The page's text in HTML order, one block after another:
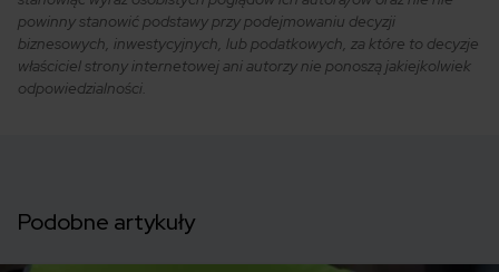
powinny stanowić podstawy przy podejmowaniu decyzji
biznesowych, inwestycyjnych, lub podatkowych, za które to decyzje
właściciel strony internetowej ani autorzy nie ponoszą jakiejkolwiek
odpowiedzialności.
Podobne artykuły